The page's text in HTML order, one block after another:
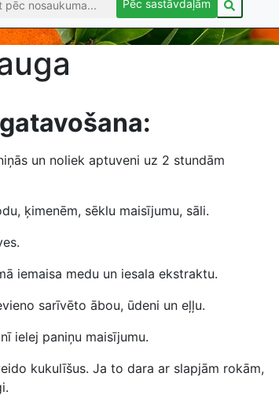
Pēc sastāvdaļām
un noliek aptuveni uz 2 stundām
ķimenēm, sēklu maisījumu, sāli.
iemaisa medu un iesala ekstraktu.
sarīvēto ābou, ūdeni un eļļu.
ielej paniņu maisījumu.
kukulīšus. Ja to dara ar slapjām rokām,